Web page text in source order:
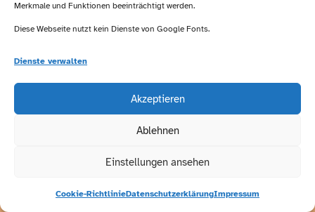
Merkmale und Funktionen beeinträchtigt werden.
Diese Webseite nutzt kein Dienste von Google Fonts.
Dienste verwalten
Akzeptieren
Ablehnen
Einstellungen ansehen
Cookie-RichtlinieDatenschutzerklärungImpressum